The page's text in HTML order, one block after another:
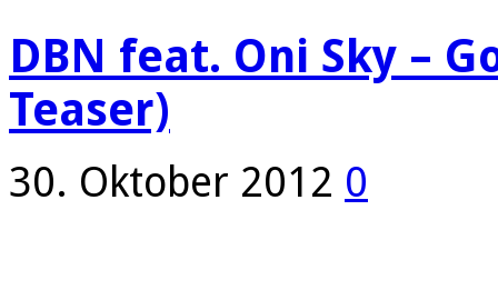
DBN feat. Oni Sky –
Teaser)
30. Oktober 2012 0